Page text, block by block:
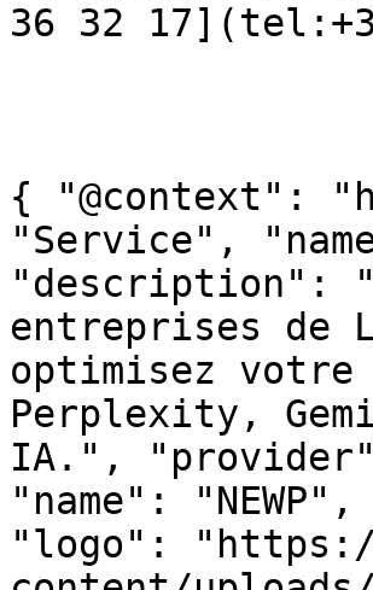
36 32
{ "@context":
"Service",
"description":
entreprises de
optimisez
Perplexity,
IA.",
"name":
"logo": "https://